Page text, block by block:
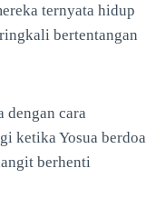
ternyata hidup
bertentangan
dengan cara
ketika Yosua berdoa
berhenti